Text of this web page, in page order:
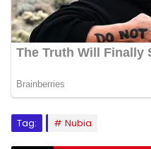
Tag: Nubia